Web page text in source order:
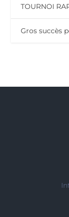
TOURNOI
Gros succès